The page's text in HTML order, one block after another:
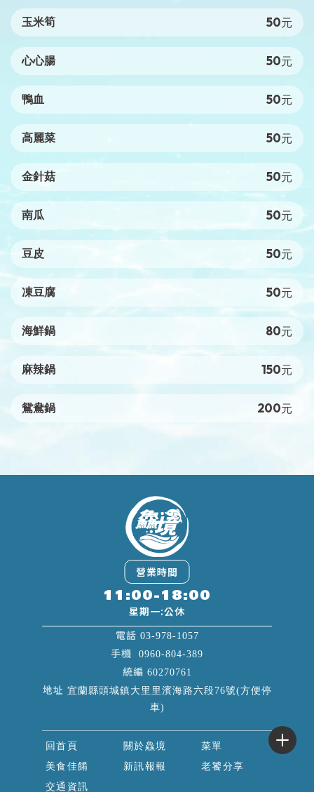
玉米筍 50元
心心腸 50元
鴨血 50元
高麗菜 50元
金針菇 50元
南瓜 50元
豆皮 50元
凍豆腐 50元
海鮮鍋 80元
麻辣鍋 150元
鴛鴦鍋 200元
03-978-1057
0960-804-389
11:00-18:00
60270761
宜蘭縣頭城鎮大里里濱海路六段76號(方便停
車)
回首頁 關於鱻境
菜單
美食佳餚
新訊報報
老饕分享
交通資訊